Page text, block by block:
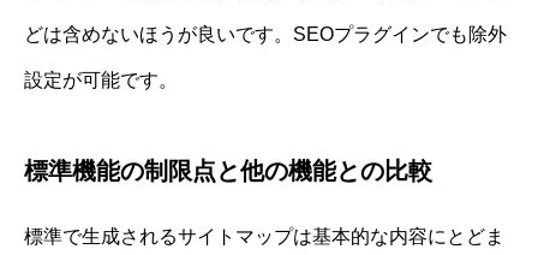
どは含めないほうが良いです。SEOプラグインでも除外
設定が可能です。
標準機能の制限点と他の機能との比較
標準で生成されるサイトマップは基本的な内容にとどま